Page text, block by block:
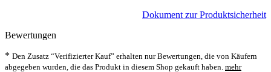
Dokument zur Produktsicherheit
Bewertungen
* Den Zusatz “Verifizierter Kauf” erhalten nur Bewertungen, die von Käufern
abgegeben wurden, die das Produkt in diesem Shop gekauft haben. mehr